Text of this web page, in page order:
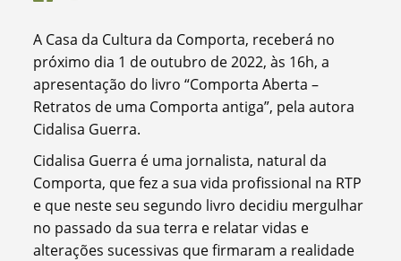
A Casa da Cultura da Comporta, receberá no
próximo dia 1 de outubro de 2022, às 16h, a
apresentação do livro “Comporta Aberta –
Retratos de uma Comporta antiga”, pela autora
Cidalisa Guerra.
Cidalisa Guerra é uma jornalista, natural da
Comporta, que fez a sua vida profissional na RTP
e que neste seu segundo livro decidiu mergulhar
no passado da sua terra e relatar vidas e
alterações sucessivas que firmaram a realidade